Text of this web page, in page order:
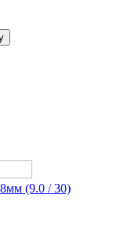
(9.0 / 30)